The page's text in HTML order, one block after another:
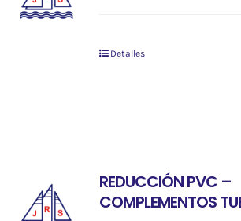
Detalles
REDUCCIÓN PVC –
COMPLEMENTOS